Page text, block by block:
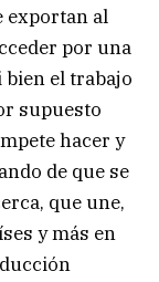
exportan al
por una
bien el trabajo
supuesto
hacer y
de que se
que une,
y más en